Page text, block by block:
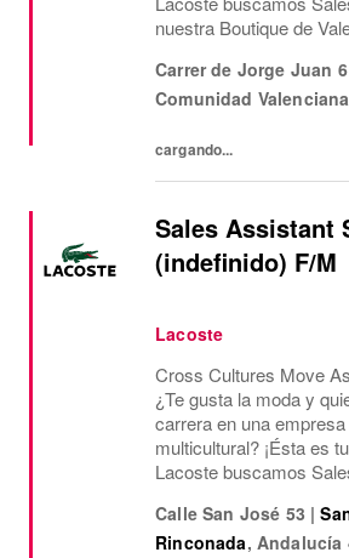
nuestra Boutique de
horas semanales de
festivos en...
Carrer de Jorge Juan 6
Comunidad Valenciana
cargando...
Sales Assistant
(indefinido) F/M
Lacoste
Cross Cultures Move
¿Te gusta la moda y
carrera en una
multicultural? ¡Ésta es
Lacoste buscamos
¿Qué ofrecemos?
horas semanales de...
Calle San José 53 |
Rinconada, Andalucía